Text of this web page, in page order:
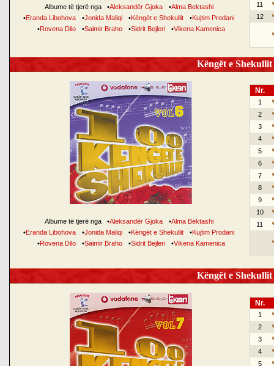
Albume të tjerë nga •Aleksandër Gjoka •Alma Bektashi
•Eranda Libohova •Jonida Maliqi •Këngët e Shekullit •Kujtim Prodani
•Rovena Dilo •Saimir Braho •Sidrit Bejleri •Vikena Kamenica
11
12
Këngët e
Albume të tjerë nga •Aleksandër Gjoka •Alma Bektashi
•Eranda Libohova •Jonida Maliqi •Këngët e Shekullit •Kujtim Prodani
•Rovena Dilo •Saimir Braho •Sidrit Bejleri •Vikena Kamenica
Nr.
1
2
3
4
5
6
7
8
9
10
11
Këngët e
Nr.
1
2
3
4
5